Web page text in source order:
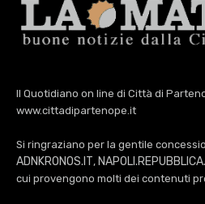
Il Quotidiano on line di Città di
www.cittadipartenope.it
Si ringraziano per la gentile
ADNKRONOS.IT,
cui provengono molti dei contenuti